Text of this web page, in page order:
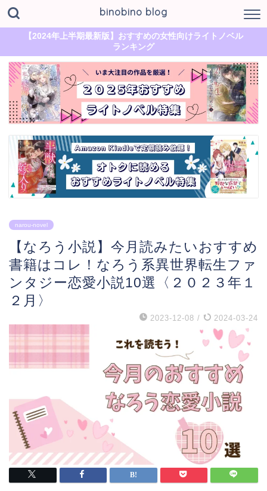
binobino blog
【2024年上半期最新版】おすすめの女性向けライトノベル
ランキング
narou-novel
【なろう小説】今月読みたいおすすめ
書籍はコレ！なろう系異世界転生ファ
ンタジー恋愛小説10選〈２０２３年１
２月〉
2023-12-08 / 2024-03-24